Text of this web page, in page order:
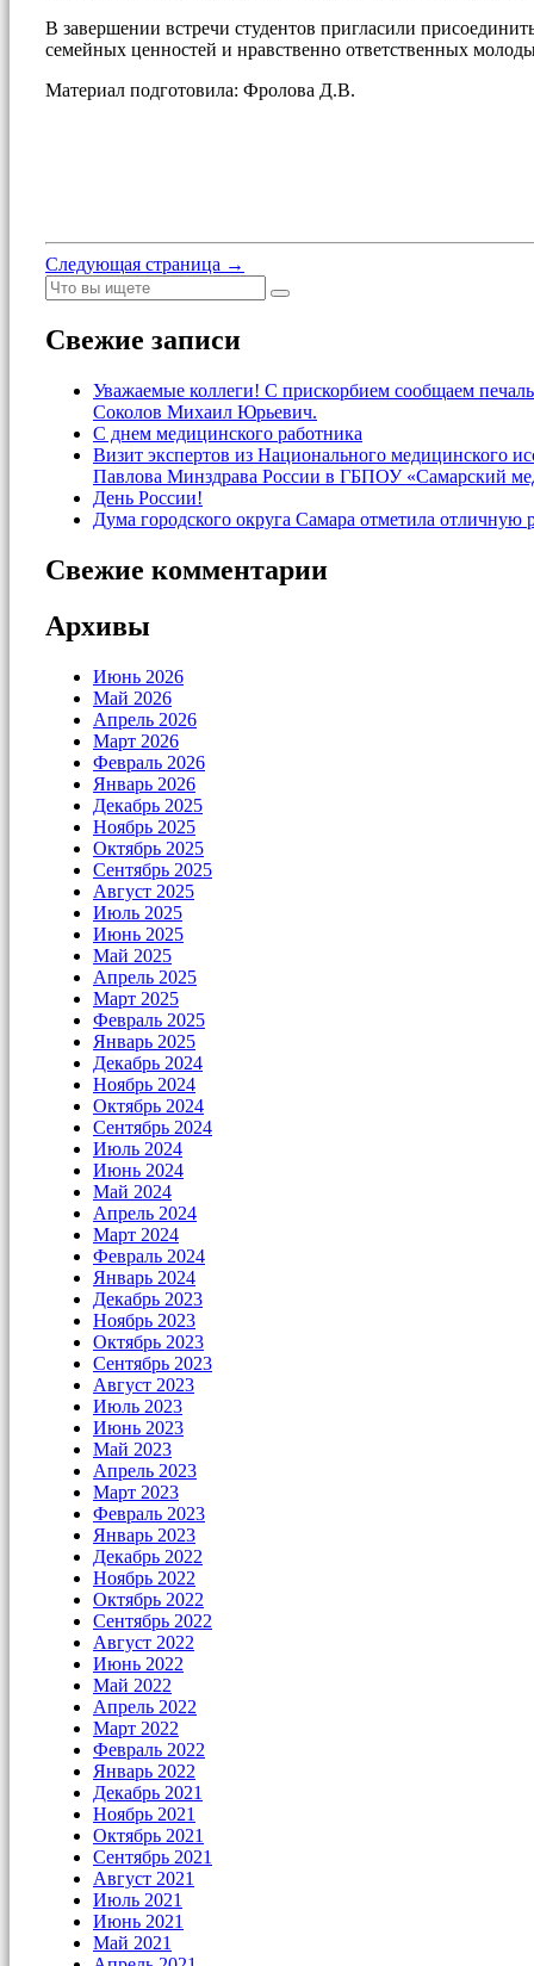
В завершении встречи студентов пригласили
семейных ценностей и нравственно ответственных
Материал подготовила: Фролова Д.В.
Следующая страница →
Свежие записи
Уважаемые коллеги! С прискорбием сообщаем
Соколов Михаил Юрьевич.
С днем медицинского работника
Визит экспертов из Национального
Павлова Минздрава России в ГБПОУ «Самарский
День России!
Дума городского округа Самара отметила
Свежие комментарии
Архивы
Июнь 2026
Май 2026
Апрель 2026
Март 2026
Февраль 2026
Январь 2026
Декабрь 2025
Ноябрь 2025
Октябрь 2025
Сентябрь 2025
Август 2025
Июль 2025
Июнь 2025
Май 2025
Апрель 2025
Март 2025
Февраль 2025
Январь 2025
Декабрь 2024
Ноябрь 2024
Октябрь 2024
Сентябрь 2024
Июль 2024
Июнь 2024
Май 2024
Апрель 2024
Март 2024
Февраль 2024
Январь 2024
Декабрь 2023
Ноябрь 2023
Октябрь 2023
Сентябрь 2023
Август 2023
Июль 2023
Июнь 2023
Май 2023
Апрель 2023
Март 2023
Февраль 2023
Январь 2023
Декабрь 2022
Ноябрь 2022
Октябрь 2022
Сентябрь 2022
Август 2022
Июнь 2022
Май 2022
Апрель 2022
Март 2022
Февраль 2022
Январь 2022
Декабрь 2021
Ноябрь 2021
Октябрь 2021
Сентябрь 2021
Август 2021
Июль 2021
Июнь 2021
Май 2021